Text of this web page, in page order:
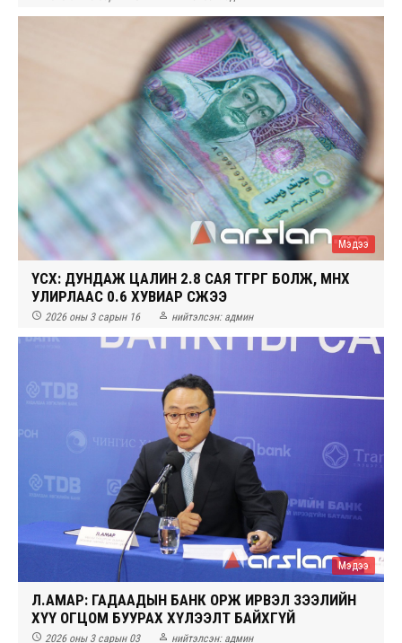
Мэдээ
ҮСХ: ДУНДАЖ ЦАЛИН 2.8 САЯ ТӨГРӨГ БОЛЖ, ӨМНӨХ
УЛИРЛААС 0.6 ХУВИАР ӨСЖЭЭ
 2026 оны 3 сарын 16  нийтэлсэн: админ
Мэдээ
Л.АМАР: ГАДААДЫН БАНК ОРЖ ИРВЭЛ ЗЭЭЛИЙН
ХҮҮ ОГЦОМ БУУРАХ ХҮЛЭЭЛТ БАЙХГҮЙ
 2026 оны 3 сарын 03  нийтэлсэн: админ